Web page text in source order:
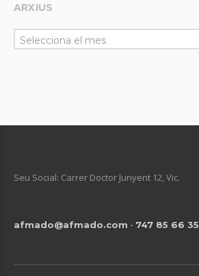
ARXIUS
Selecciona el mes
Seu Social: Carrer Doctor Junyent 12, Vic.
afmado@afmado.com - 747 85 66 35